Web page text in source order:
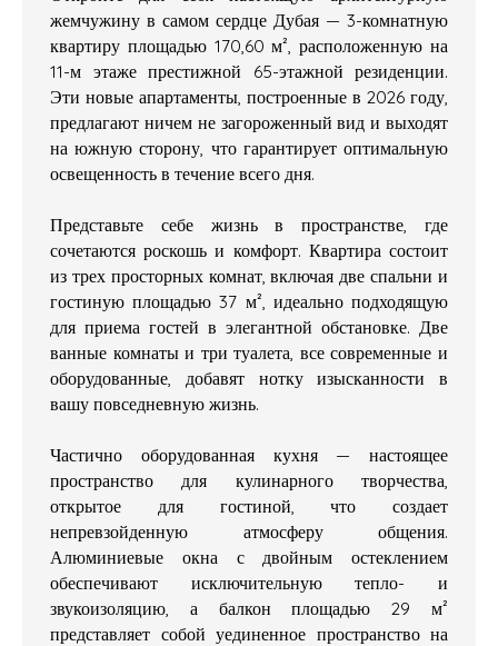
жемчужину в самом сердце Дубая — 3-комнатную
квартиру площадью 170,60 м², расположенную на
11-м этаже престижной 65-этажной резиденции.
Эти новые апартаменты, построенные в 2026 году,
предлагают ничем не загороженный вид и выходят
на южную сторону, что гарантирует оптимальную
освещенность в течение всего дня.
Представьте себе жизнь в пространстве, где
сочетаются роскошь и комфорт. Квартира состоит
из трех просторных комнат, включая две спальни и
гостиную площадью 37 м², идеально подходящую
для приема гостей в элегантной обстановке. Две
ванные комнаты и три туалета, все современные и
оборудованные, добавят нотку изысканности в
вашу повседневную жизнь.
Частично оборудованная кухня — настоящее
пространство для кулинарного творчества,
открытое для гостиной, что создает
непревзойденную атмосферу общения.
Алюминиевые окна с двойным остеклением
обеспечивают исключительную тепло- и
звукоизоляцию, а балкон площадью 29 м²
представляет собой уединенное пространство на